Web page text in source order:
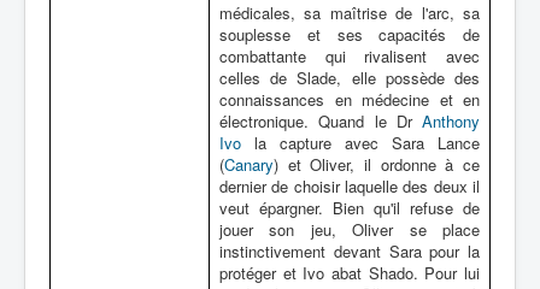
médicales, sa maîtrise de l'arc, sa
souplesse et ses capacités de
combattante qui rivalisent avec
celles de Slade, elle possède des
connaissances en médecine et en
électronique. Quand le Dr Anthony
Ivo la capture avec Sara Lance
(Canary) et Oliver, il ordonne à ce
dernier de choisir laquelle des deux il
veut épargner. Bien qu'il refuse de
jouer son jeu, Oliver se place
instinctivement devant Sara pour la
protéger et Ivo abat Shado. Pour lui